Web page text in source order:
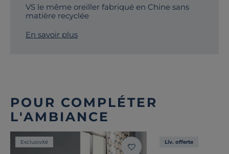
VS le même oreiller fabriqué en Chine sans
matière recyclée
En savoir plus
POUR COMPLÉTER
L'AMBIANCE
Exclusivité Liv. offerte